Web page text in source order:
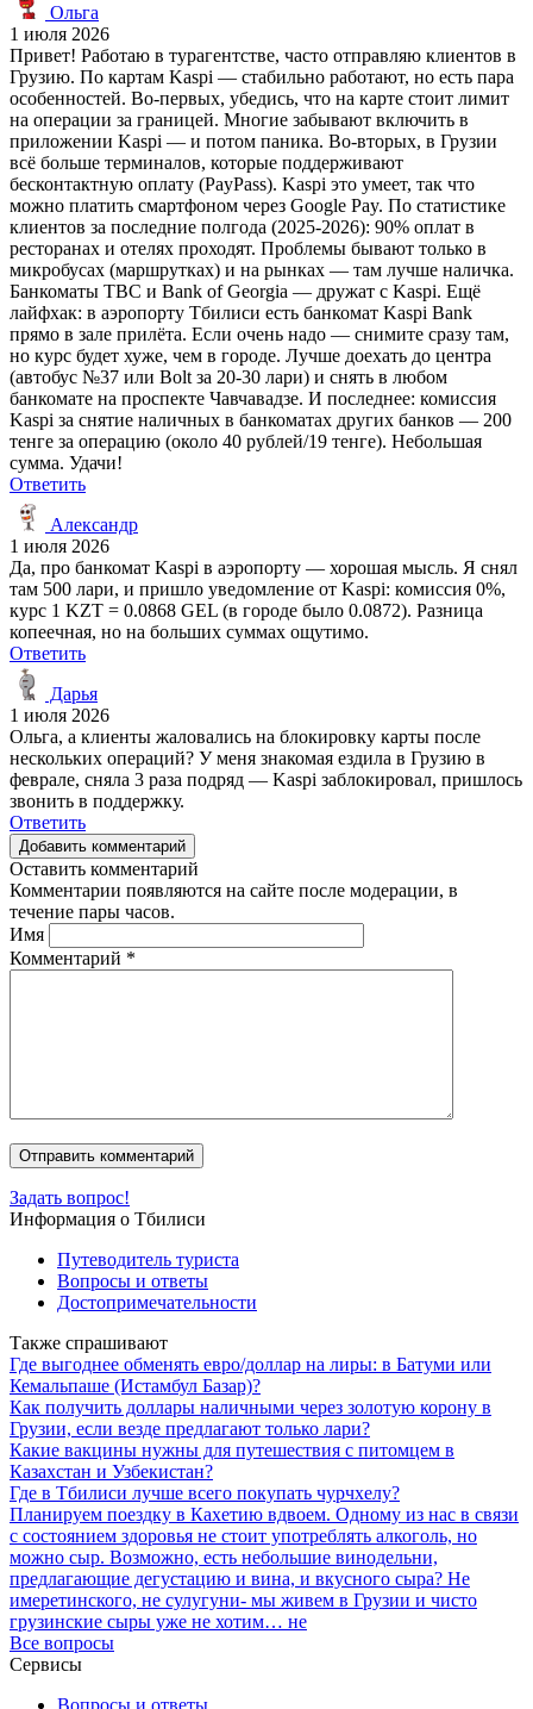
Ольга
1 июля 2026
Привет! Работаю в турагентстве, часто отправляю клиентов в
Грузию. По картам Kaspi — стабильно работают, но есть пара
особенностей. Во-первых, убедись, что на карте стоит лимит
на операции за границей. Многие забывают включить в
приложении Kaspi — и потом паника. Во-вторых, в Грузии
всё больше терминалов, которые поддерживают
бесконтактную оплату (PayPass). Kaspi это умеет, так что
можно платить смартфоном через Google Pay. По статистике
клиентов за последние полгода (2025-2026): 90% оплат в
ресторанах и отелях проходят. Проблемы бывают только в
микробусах (маршрутках) и на рынках — там лучше наличка.
Банкоматы TBC и Bank of Georgia — дружат с Kaspi. Ещё
лайфхак: в аэропорту Тбилиси есть банкомат Kaspi Bank
прямо в зале прилёта. Если очень надо — снимите сразу там,
но курс будет хуже, чем в городе. Лучше доехать до центра
(автобус №37 или Bolt за 20-30 лари) и снять в любом
банкомате на проспекте Чавчавадзе. И последнее: комиссия
Kaspi за снятие наличных в банкоматах других банков — 200
тенге за операцию (около 40 рублей/19 тенге). Небольшая
сумма. Удачи!
Ответить
Александр
1 июля 2026
Да, про банкомат Kaspi в аэропорту — хорошая мысль. Я снял
там 500 лари, и пришло уведомление от Kaspi: комиссия 0%,
курс 1 KZT = 0.0868 GEL (в городе было 0.0872). Разница
копеечная, но на больших суммах ощутимо.
Ответить
Дарья
1 июля 2026
Ольга, а клиенты жаловались на блокировку карты после
нескольких операций? У меня знакомая ездила в Грузию в
феврале, сняла 3 раза подряд — Kaspi заблокировал, пришлось
звонить в поддержку.
Ответить
Добавить комментарий
Оставить комментарий
Комментарии появляются на сайте после модерации, в
течение пары часов.
Имя
Комментарий *
Задать вопрос!
Информация о Тбилиси
Путеводитель туриста
Вопросы и ответы
Достопримечательности
Также спрашивают
Где выгоднее обменять евро/доллар на лиры: в Батуми или
Кемальпаше (Истамбул Базар)?
Как получить доллары наличными через золотую корону в
Грузии, если везде предлагают только лари?
Какие вакцины нужны для путешествия с питомцем в
Казахстан и Узбекистан?
Где в Тбилиси лучше всего покупать чурчхелу?
Планируем поездку в Кахетию вдвоем. Одному из нас в связи
с состоянием здоровья не стоит употреблять алкоголь, но
можно сыр. Возможно, есть небольшие винодельни,
предлагающие дегустацию и вина, и вкусного сыра? Не
имеретинского, не сулугуни- мы живем в Грузии и чисто
грузинские сыры уже не хотим… не
Все вопросы
Сервисы
Вопросы и ответы